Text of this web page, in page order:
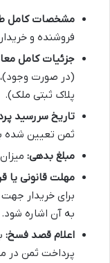
مشخصات کامل
فروشنده و
جزئیات کامل
(در صورت
پلاک ثبتی ملک).
تاریخ سررسید
ثمن تعیین شده
مبلغ بدهی:
مهلت قانونی یا
برای خریدار
به آن اشاره شود.
اعلام قصد فسخ:
پرداخت ثمن در